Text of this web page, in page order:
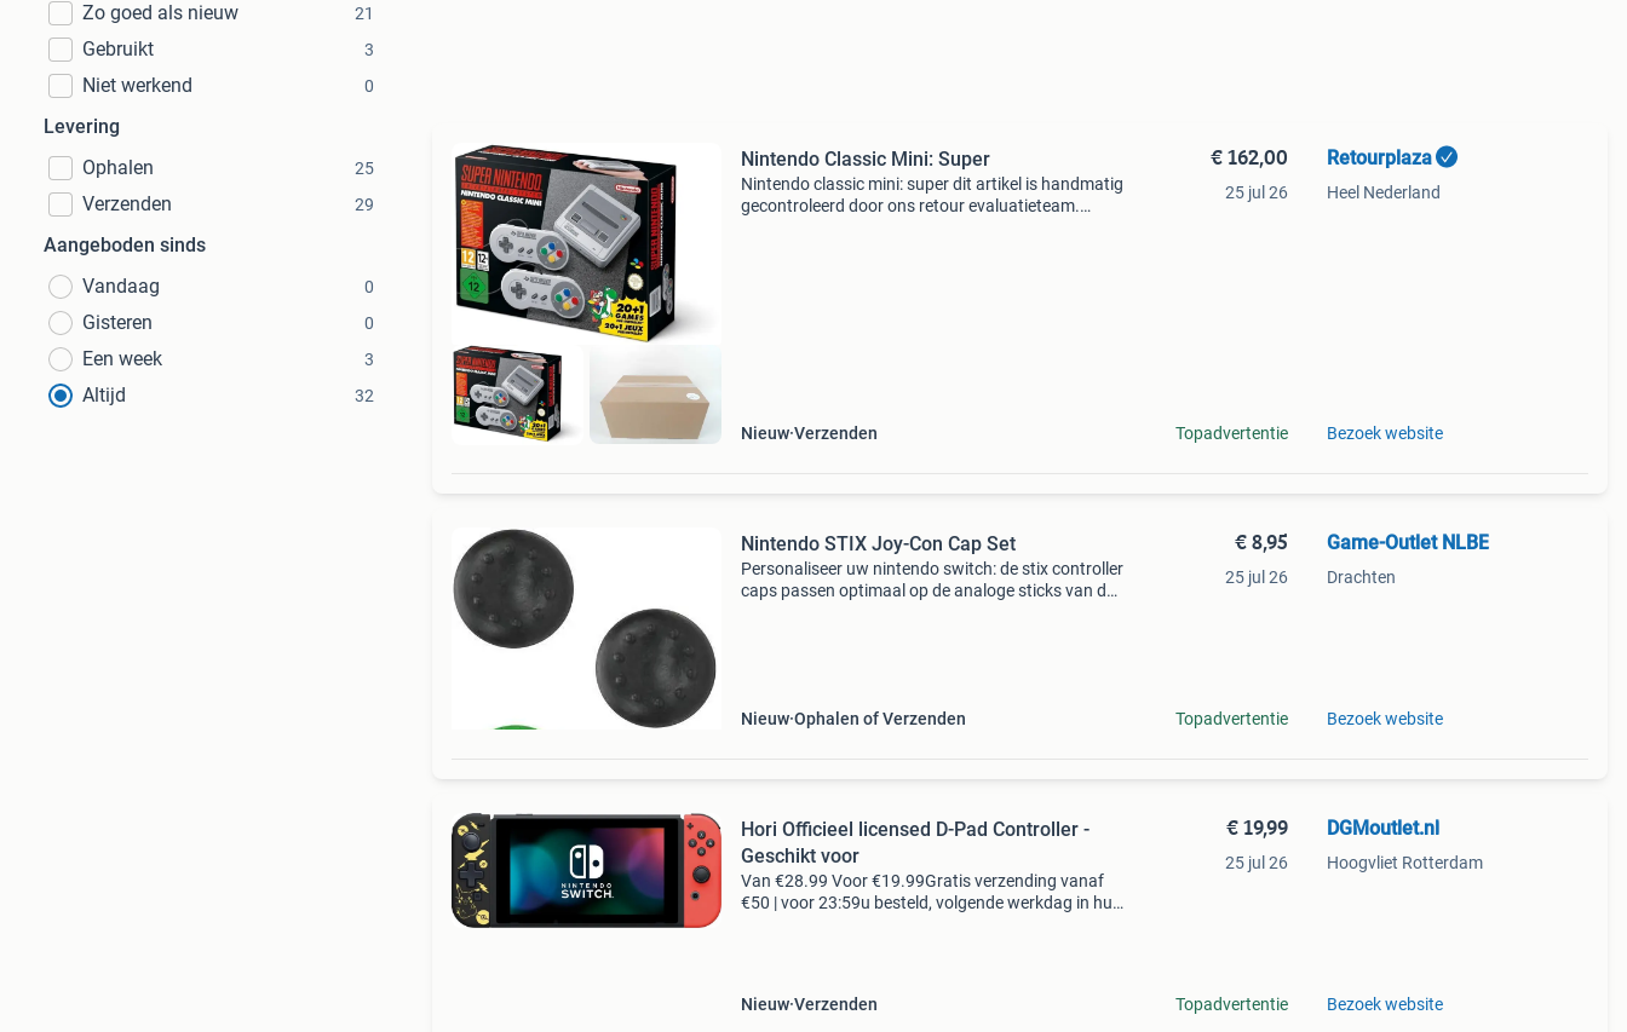
Zo goed als nieuw 21
Gebruikt 3
Niet werkend 0
Levering
Ophalen
25
Verzenden 29
Aangeboden sinds
Vandaag
0
Gisteren 0
Een week 3
Altijd 32
Nintendo Classic Mini: Super
Nintendo classic mini: super dit artikel is handmatig
gecontroleerd door ons retour evaluatieteam.
Nieuw Verzenden
€ 162,00
25 jul 26
Topadvertentie
Retourplaza
Heel Nederland
Bezoek website
Nintendo STIX Joy-Con Cap Set
Personaliseer uw nintendo switch: de stix controller
caps passen optimaal op de analoge sticks van de
Nieuw Ophalen of Verzenden
€ 8,95
25 jul 26
Topadvertentie
Game-Outlet NLBE
Drachten
Bezoek website
Hori Officieel licensed D-Pad Controller -
Geschikt voor
Van €28.99 Voor €19.99Gratis verzending vanaf
€50 | voor 23:59u besteld, volgende werkdag in huis
Nieuw Verzenden
€ 19,99
25 jul 26
Topadvertentie
DGMoutlet.nl
Hoogvliet Rotterdam
Bezoek website